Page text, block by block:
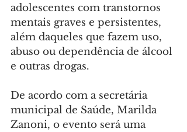
adolescentes com transtornos
mentais graves e persistentes,
além daqueles que fazem uso,
abuso ou dependência de álcool
e outras drogas.
De acordo com a secretária
municipal de Saúde, Marilda
Zanoni, o evento será uma